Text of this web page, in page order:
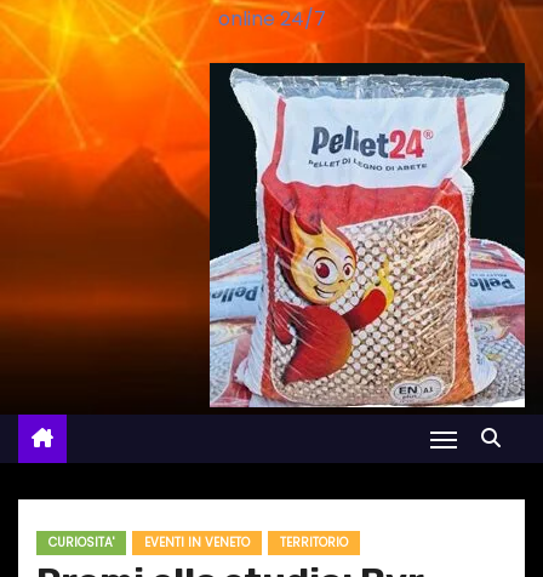
online 24/7
CURIOSITA' EVENTI IN VENETO TERRITORIO